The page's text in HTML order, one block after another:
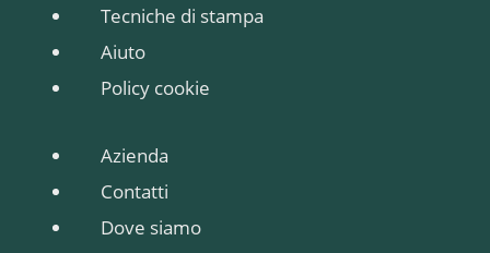
Tecniche di stampa
Aiuto
Policy cookie
Azienda
Contatti
Dove siamo